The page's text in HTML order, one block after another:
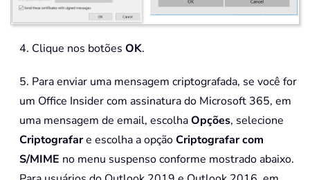
4. Clique nos botões OK.
5. Para enviar uma mensagem criptografada, se você for
um Office Insider com assinatura do Microsoft 365, em
uma mensagem de email, escolhaOpções, selecione
Criptografare escolha a opçãoCriptografar com
S/MIME no menu suspenso conforme mostrado abaixo.